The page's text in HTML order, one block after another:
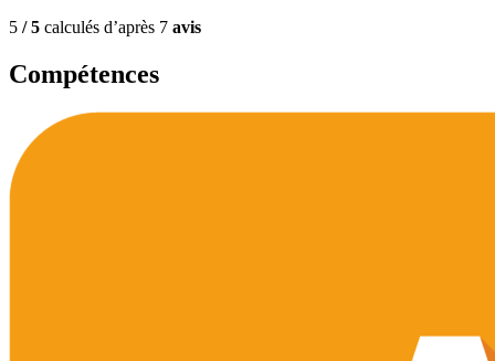
5 / 5 calculés d’après 7 avis
Compétences